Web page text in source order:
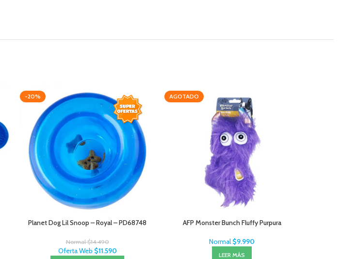
-20%
Planet Dog Lil Snoop – Royal – PD68748
Normal$14.490
Oferta Web $11.590
AGOTADO
AFP Monster Bunch Fluffy Purpura
Normal $9.990
LEER MÁS